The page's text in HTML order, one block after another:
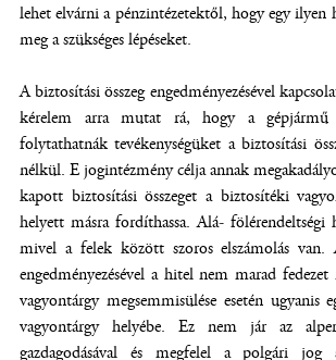
lehet elvárni a pénzintézetektől, hogy egy ilyen
meg a szükséges lépéseket.
A biztosítási összeg engedményezésével
kérelem arra mutat rá, hogy a
folytathatnák tevékenységüket a biztosítási
nélkül. E jogintézmény célja annak
kapott biztosítási összeget a biztosítéki
helyett másra fordíthassa. Alá- fölérendeltségi
mivel a felek között szoros elszámolás van.
engedményezésével a hitel nem marad
vagyontárgy megsemmisülése esetén ugyanis
vagyontárgy helyébe. Ez nem jár az
gazdagodásával és megfelel a polgári jog